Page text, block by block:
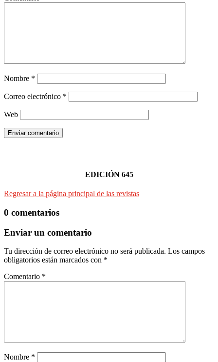
Nombre *
Correo electrónico *
Web
Enviar comentario
EDICIÓN 645
Regresar a la página principal de las revistas
0 comentarios
Enviar un comentario
Tu dirección de correo electrónico no será publicada. Los campos
obligatorios están marcados con *
Comentario *
Nombre *